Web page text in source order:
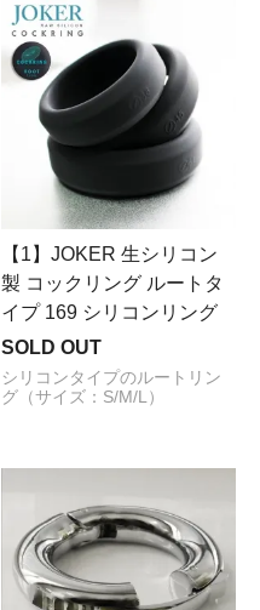
【1】JOKER 生シリコン
製 コックリング ルートタ
イプ 169 シリコンリング
SOLD OUT
シリコンタイプのルートリン
グ（サイズ：S/M/L）